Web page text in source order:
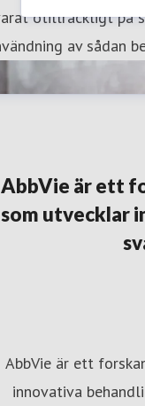
otillräckligt på
av sådan
AbbVie är ett
som utvecklar
AbbVie är ett
innovativa